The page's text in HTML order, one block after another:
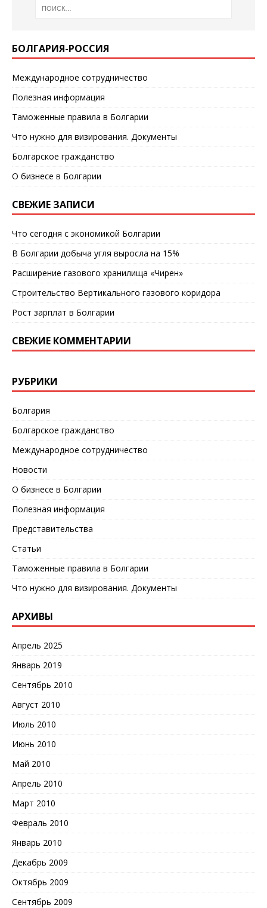
БОЛГАРИЯ-РОССИЯ
Международное сотрудничество
Полезная информация
Таможенные правила в Болгарии
Что нужно для визирования. Документы
Болгарское гражданство
О бизнесе в Болгарии
СВЕЖИЕ ЗАПИСИ
Что сегодня с экономикой Болгарии
В Болгарии добыча угля выросла на 15%
Расширение газового хранилища «Чирен»
Строительство Вертикального газового коридора
Рост зарплат в Болгарии
СВЕЖИЕ КОММЕНТАРИИ
РУБРИКИ
Болгария
Болгарское гражданство
Международное сотрудничество
Новости
О бизнесе в Болгарии
Полезная информация
Представительства
Статьи
Таможенные правила в Болгарии
Что нужно для визирования. Документы
АРХИВЫ
Апрель 2025
Январь 2019
Сентябрь 2010
Август 2010
Июль 2010
Июнь 2010
Май 2010
Апрель 2010
Март 2010
Февраль 2010
Январь 2010
Декабрь 2009
Октябрь 2009
Сентябрь 2009